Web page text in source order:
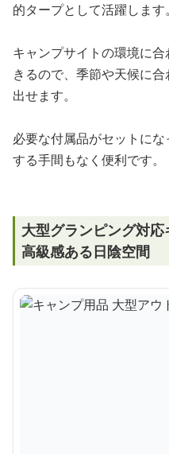
的タープとして活躍します。
キャンプサイトの環境に
きるので、季節や天候に
出せます。
必要な付属品がセットに
する手間もなく便利です。
大型グランピング対
高級感ある日陰空間